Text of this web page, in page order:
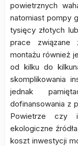
powietrznych
natomiast pompy
tysięcy złotych
prace związane
montażu również
od kilku do
skomplikowania
jednak
dofinansowania z
Powietrze czy
ekologiczne
koszt inwestycji